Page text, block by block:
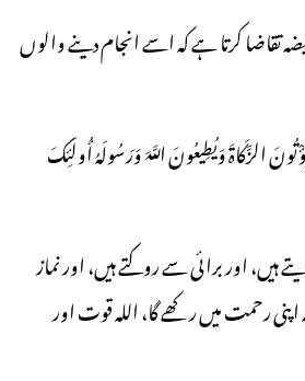
تقاضا کرتا ہے کہ اسے انجام دینے والوں
الزَّکَاۃَ وَیُطِیعُونَ اللَّہَ وَرَسُولَہُ أُولَئِکَ
اور برائی سے روکتے ہیں، اور نماز
رحمت میں رکھے گا، اللہ قوت اور